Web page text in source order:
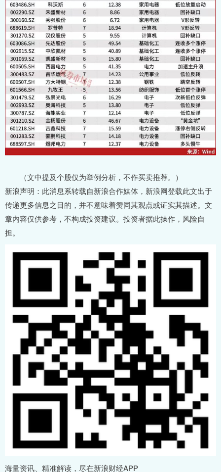
（文中提及个股仅为举例分析，不作买卖推荐。）
新浪声明：此消息系转载自新浪合作媒体，新浪网登载此文出于
传递更多信息之目的，并不意味着赞同其观点或证实其描述。文
章内容仅供参考，不构成投资建议。投资者据此操作，风险自
担。
海量资讯、精准解读，尽在新浪财经APP